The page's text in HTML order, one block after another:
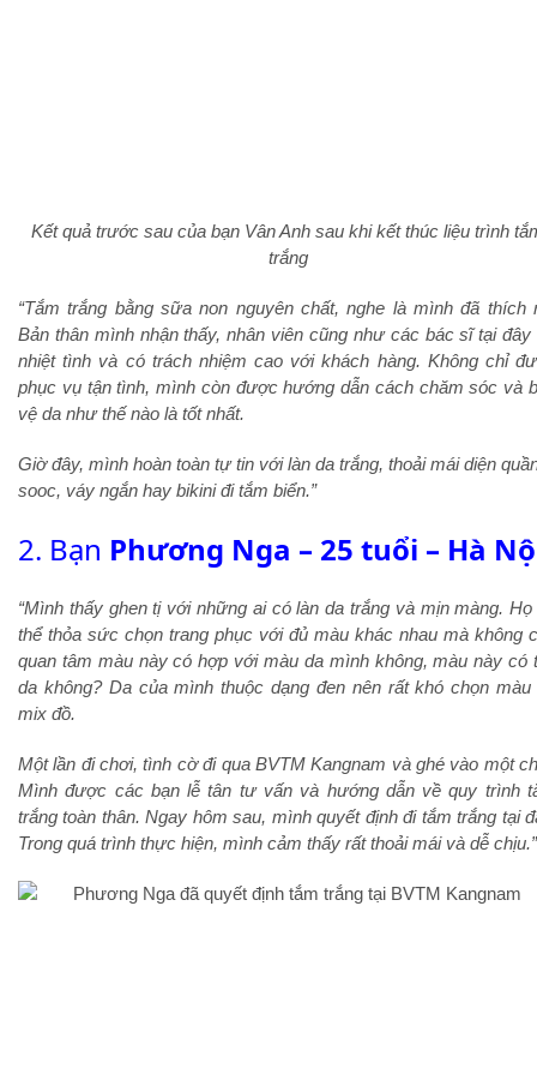
Kết quả trước sau của bạn Vân Anh sau khi kết thúc liệu trình
trắng
“Tắm trắng bằng sữa non nguyên chất, nghe là mình đã thích
Bản thân mình nhận thấy, nhân viên cũng như các bác sĩ tại đây
nhiệt tình và có trách nhiệm cao với khách hàng. Không chỉ
phục vụ tận tình, mình còn được hướng dẫn cách chăm sóc và
vệ da như thế nào là tốt nhất.
Giờ đây, mình hoàn toàn tự tin với làn da trắng, thoải mái diện
sooc, váy ngắn hay bikini đi tắm biển.”
2. Bạn Phương Nga – 25 tuổi – Hà
“Mình thấy ghen tị với những ai có làn da trắng và mịn màng. Họ
thể thỏa sức chọn trang phục với đủ màu khác nhau mà không
quan tâm màu này có hợp với màu da mình không, màu này có
da không? Da của mình thuộc dạng đen nên rất khó chọn màu
mix đồ.
Một lần đi chơi, tình cờ đi qua BVTM Kangnam và ghé vào một
Mình được các bạn lễ tân tư vấn và hướng dẫn về quy trình
trắng toàn thân. Ngay hôm sau, mình quyết định đi tắm trắng tại
Trong quá trình thực hiện, mình cảm thấy rất thoải mái và dễ chịu.”